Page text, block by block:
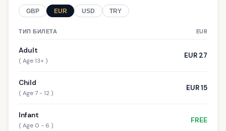
GBP EUR USD TRY
ТИП БИЛЕТА EUR
Adult
( Age 13+ )
EUR 27
Child
( Age 7 - 12 )
EUR 15
Infant
( Age 0 - 6 )
FREE